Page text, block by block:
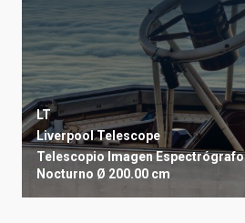
LT
Liverpool Telescope
TelescopioImagenEspectrógrafo
Nocturno Ø 200.00 cm